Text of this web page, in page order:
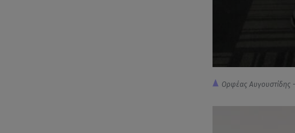
Ορφέας Αυγουστίδης